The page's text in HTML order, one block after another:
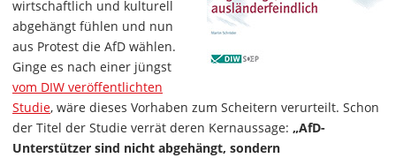
wirtschaftlich und kulturell
abgehängt fühlen und nun
aus Protest die AfD wählen.
Ginge es nach einer jüngst
vom DIW veröffentlichten
Studie, wäre dieses Vorhaben zum Scheitern verurteilt. Schon
der Titel der Studie verrät deren Kernaussage: „AfD-
Unterstützer sind nicht abgehängt, sondern